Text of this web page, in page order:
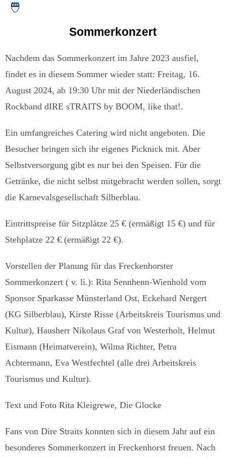
Sommerkonzert
Nachdem das Sommerkonzert im Jahre 2023 ausfiel,
findet es in diesem Sommer wieder statt: Freitag, 16.
August 2024, ab 19:30 Uhr mit der Niederländischen
Rockband dIRE sTRAITS by BOOM, like that!.
Ein umfangreiches Catering wird nicht angeboten. Die
Besucher bringen sich ihr eigenes Picknick mit. Aber
Selbstversorgung gibt es nur bei den Speisen. Für die
Getränke, die nicht selbst mitgebracht werden sollen, sorgt
die Karnevalsgesellschaft Silberblau.
Eintrittspreise für Sitzplätze 25 € (ermäßigt 15 €) und für
Stehplatze 22 € (ermäßigt 22 €).
Vorstellen der Planung für das Freckenhorster
Sommerkonzert ( v. li.): Rita Sennhenn-Wienhold vom
Sponsor Sparkasse Münsterland Ost, Eckehard Nergert
(KG Silberblau), Kirste Risse (Arbeitskreis Tourismus und
Kultur), Hausherr Nikolaus Graf von Westerholt, Helmut
Eismann (Heimatverein), Wilma Richter, Petra
Achtermann, Eva Westfechtel (alle drei Arbeitskreis
Tourismus und Kultur).
Text und Foto Rita Kleigrewe, Die Glocke
Fans von Dire Straits konnten sich in diesem Jahr auf ein
besonderes Sommerkonzert in Freckenhorst freuen. Nach